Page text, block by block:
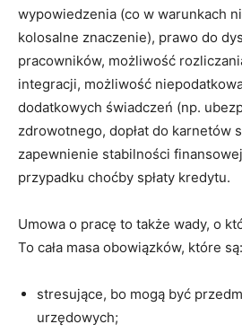
wypowiedzenia (co w warunkach
kolosalne znaczenie), prawo do
pracowników, możliwość
integracji, możliwość
dodatkowych świadczeń (np.
zdrowotnego, dopłat do karnetów
zapewnienie stabilności
przypadku choćby spłaty kredytu.
Umowa o pracę to także wady, o
To cała masa obowiązków, które są:
stresujące, bo mogą być
urzędowych;